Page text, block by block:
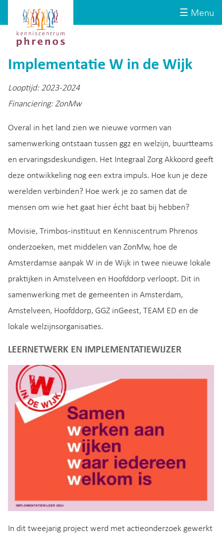
☰ Menu
Kenniscentrum
Phrenos
website
Implementatie W in de Wijk
Looptijd: 2023-2024
Financiering: ZonMw
Overal in het land zien we nieuwe vormen van
samenwerking ontstaan tussen ggz en welzijn, buurtteams
en ervaringsdeskundigen. Het Integraal Zorg Akkoord geeft
deze ontwikkeling nog een extra impuls. Hoe kun je deze
werelden verbinden? Hoe werk je zo samen dat de
mensen om wie het gaat hier écht baat bij hebben?
Movisie, Trimbos-instituut en Kenniscentrum Phrenos
onderzoeken, met middelen van ZonMw, hoe de
Amsterdamse aanpak W in de Wijk in twee nieuwe lokale
praktijken in Amstelveen en Hoofddorp verloopt. Dit in
samenwerking met de gemeenten in Amsterdam,
Amstelveen, Hoofddorp, GGZ inGeest, TEAM ED en de
lokale welzijnsorganisaties.
LEERNETWERK EN IMPLEMENTATIEWIJZER
In dit tweejarig project werd met actieonderzoek gewerkt